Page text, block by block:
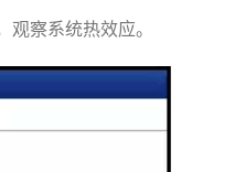
观察系统热效应。